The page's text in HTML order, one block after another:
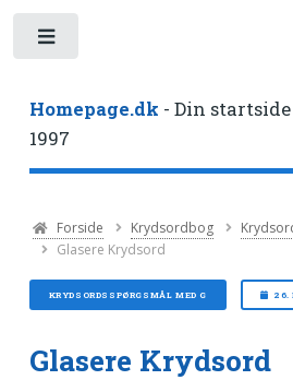
Homepage.dk - Din
1997
Forside Krydsordbog
Glasere Krydsord
KRYDSORDSSPØRGSMÅL MED G 26.
Glasere Krydsord